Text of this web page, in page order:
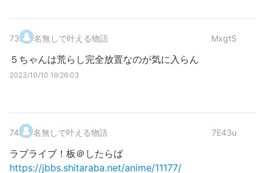
73. 名無しで叶える物語 MxgtS
５ちゃんは荒らし完全放置なのが気に入らん
2023/10/10 19:26:03
74. 名無しで叶える物語 7E43u
ラブライブ！板＠したらば
https://jbbs.shitaraba.net/anime/11177/